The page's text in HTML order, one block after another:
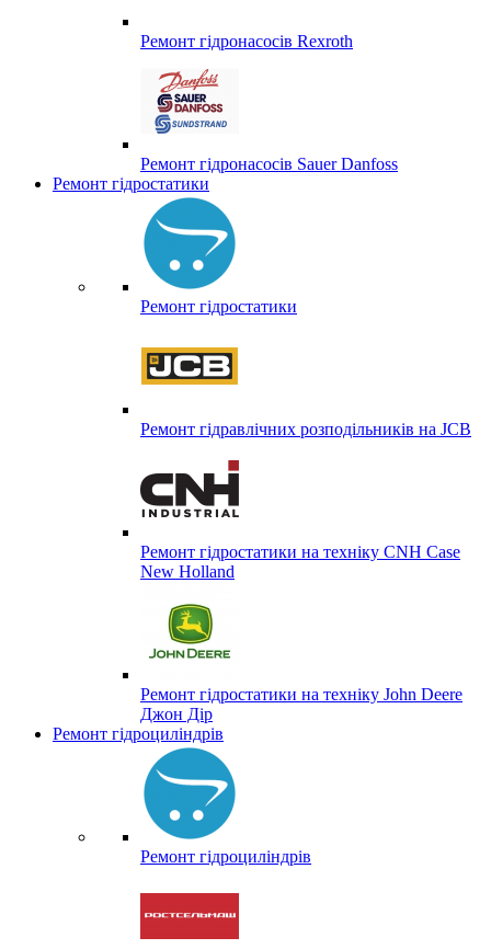
Ремонт гідронасосів Rexroth
Ремонт гідронасосів Sauer Danfoss
Ремонт гідростатики
Ремонт гідростатики
Ремонт гідравлічних розподільників на JCB
Ремонт гідростатики на техніку CNH Case
New Holland
Ремонт гідростатики на техніку John Deere
Джон Дір
Ремонт гідроциліндрів
Ремонт гідроциліндрів